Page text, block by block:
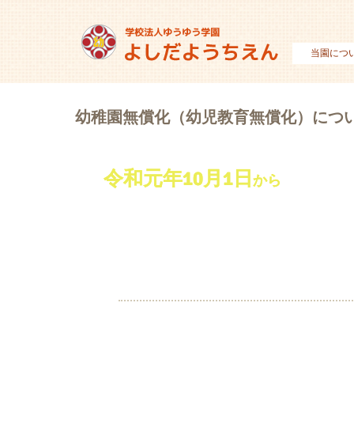
当園につ
幼稚園無償化（幼児教育無償化）につ
令和元年10月1日 から
令和元年10月1日 から